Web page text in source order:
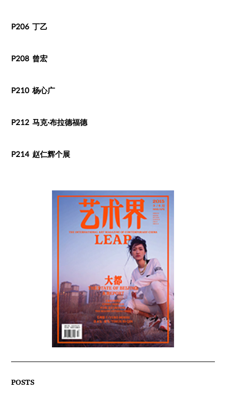
P206 丁乙
P208 曾宏
P210 杨心广
P212 马克·布拉德福德
P214 赵仁辉个展
POSTS